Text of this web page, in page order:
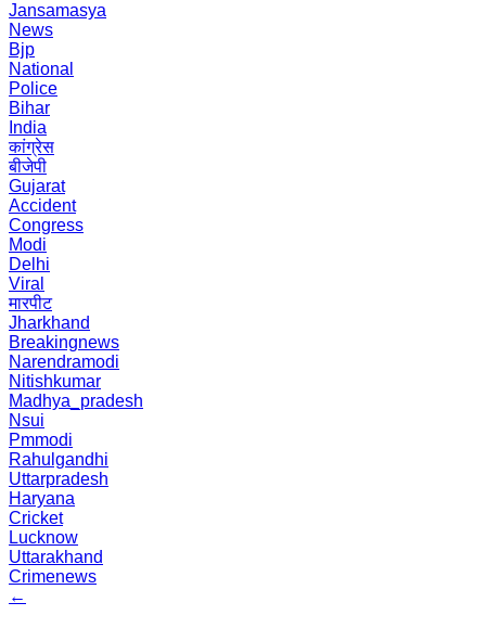
Jansamasya
News
Bjp
National
Police
Bihar
India
कांग्रेस
बीजेपी
Gujarat
Accident
Congress
Modi
Delhi
Viral
मारपीट
Jharkhand
Breakingnews
Narendramodi
Nitishkumar
Madhya_pradesh
Nsui
Pmmodi
Rahulgandhi
Uttarpradesh
Haryana
Cricket
Lucknow
Uttarakhand
Crimenews
←